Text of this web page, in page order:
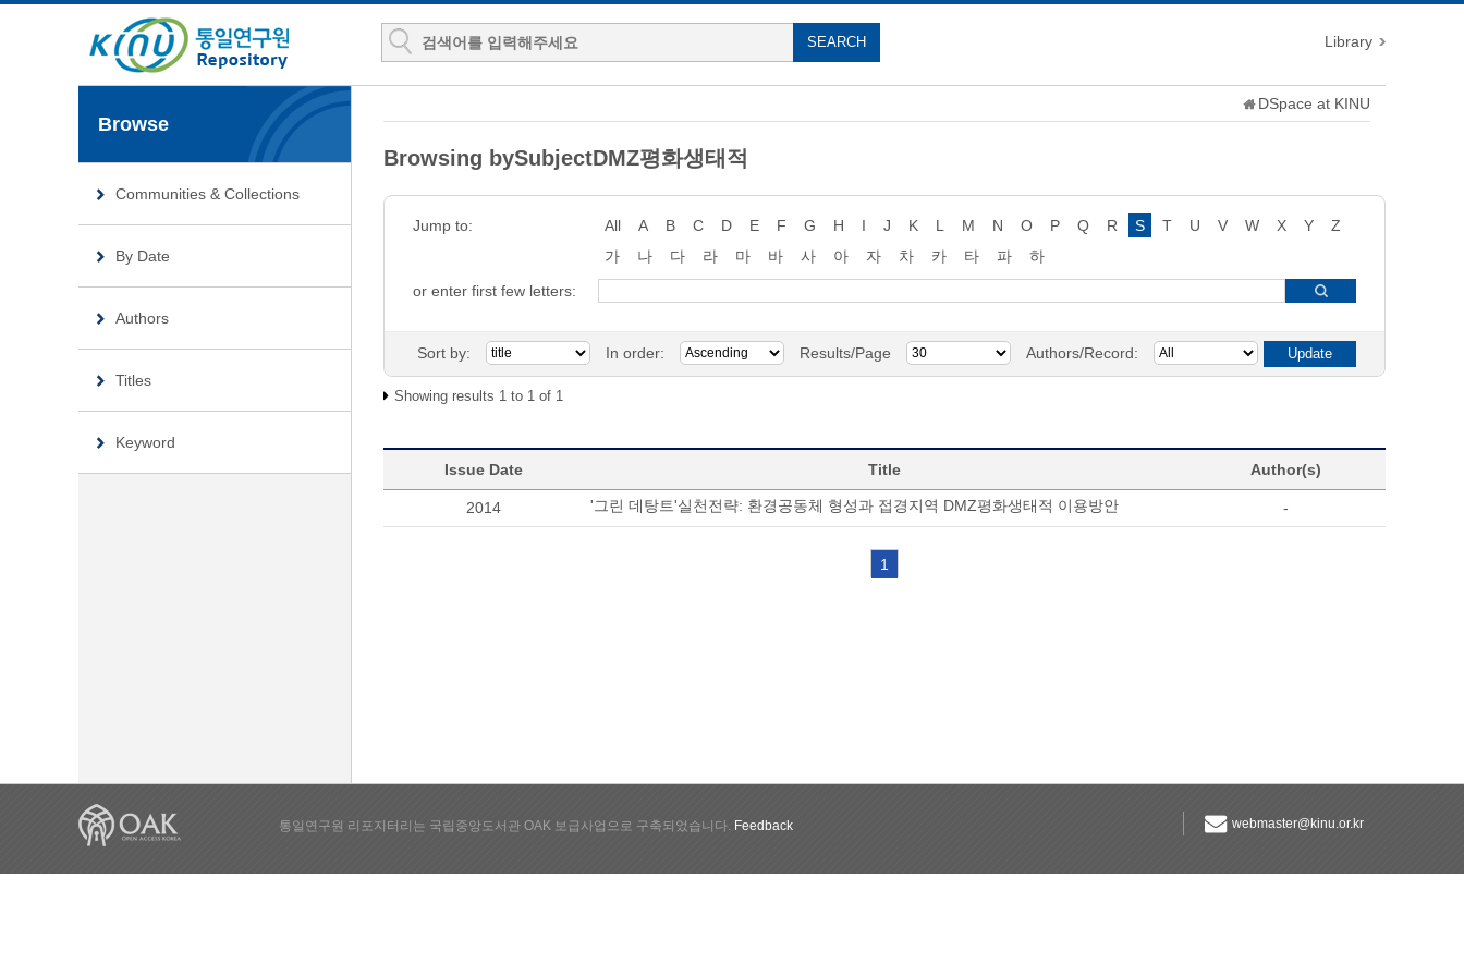
Library
Browse
Communities & Collections
By Date
Authors
Titles
Keyword
DSpace at KINU
Browsing bySubjectDMZ평화생태적
Jump to: All A B C D E F G H I J K L M N O P Q R S T U V W X Y
Z
가
나 다 라 마 바 사 아 자 차 카 타 파
하
or enter first few letters:
Sort by: In order: Results/Page Authors/Record:
Showing results 1 to 1 of 1
Issue Date Title Author(s)
2014 '그린 데탕트'실천전략: 환경공동체 형성과 접경지역 DMZ평화생태적 이용방안 -
1
webmaster@kinu.or.kr
통일연구원 리포지터리는 국립중앙도서관 OAK 보급사업으로 구축되었습니다. Feedback